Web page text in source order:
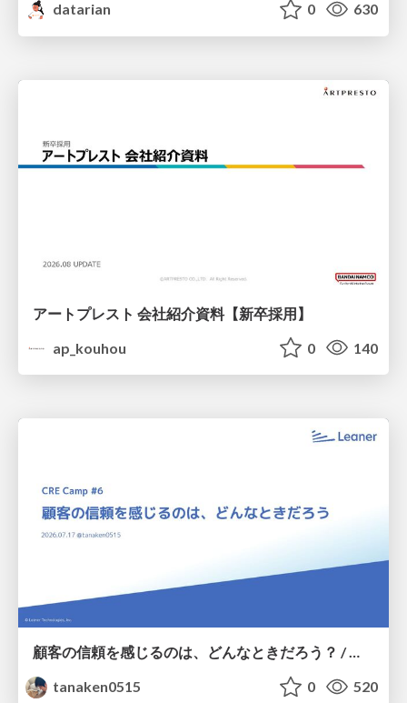
datarian
0 630
アートプレスト 会社紹介資料【新卒採用】
ap_kouhou
0 140
顧客の信頼を感じるのは、どんなときだろう？ / When do you feel a customer's trust?
tanaken0515
0 520